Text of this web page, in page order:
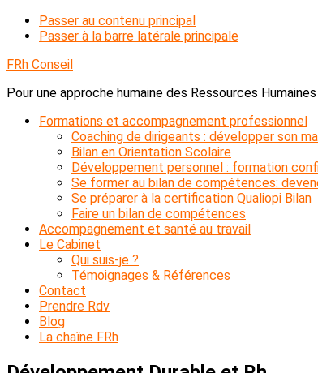
Passer au contenu principal
Passer à la barre latérale principale
FRh Conseil
Pour une approche humaine des Ressources Humaines
Formations et accompagnement professionnel
Coaching de dirigeants : développer son
Bilan en Orientation Scolaire
Développement personnel : formation
Se former au bilan de compétences:
Se préparer à la certification Qualiopi Bilan
Faire un bilan de compétences
Accompagnement et santé au travail
Le Cabinet
Qui suis-je ?
Témoignages & Références
Contact
Prendre Rdv
Blog
La chaîne FRh